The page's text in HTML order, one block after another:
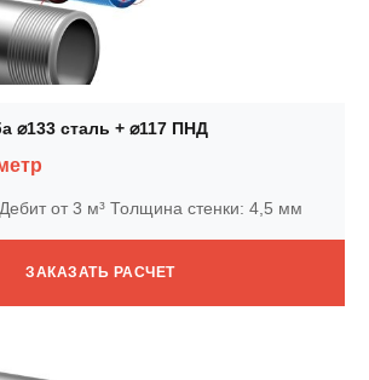
⌀133 сталь + ⌀117 ПНД
от 3 м³ Толщина стенки: 4,5 мм
ЗАКАЗАТЬ РАСЧЕТ